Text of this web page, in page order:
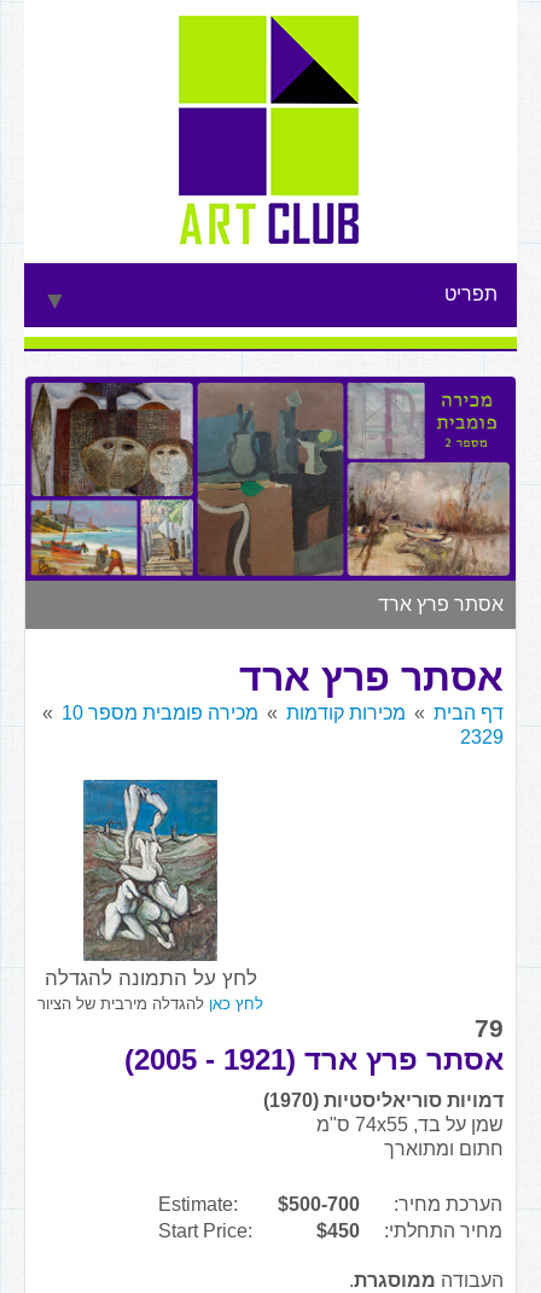
תפריט ▼
▼
▼
▼
▼
אסתר פרץ ארד
אסתר פרץ ארד
דף הבית מכירות קודמות
מכירה פומבית מספר 10
2329
לחץ על התמונה להגדלה
לחץ כאן להגדלה מירבית של הציור
79
אסתר פרץ ארד (1921 - 2005)
דמויות סוריאליסטיות (1970)
שמן על בד, 74x55 ס"מ
חתום ומתוארך
הערכת מחיר: $500-700
Estimate:
מחיר התחלתי:
$450
Start Price:
העבודה ממוסגרת.